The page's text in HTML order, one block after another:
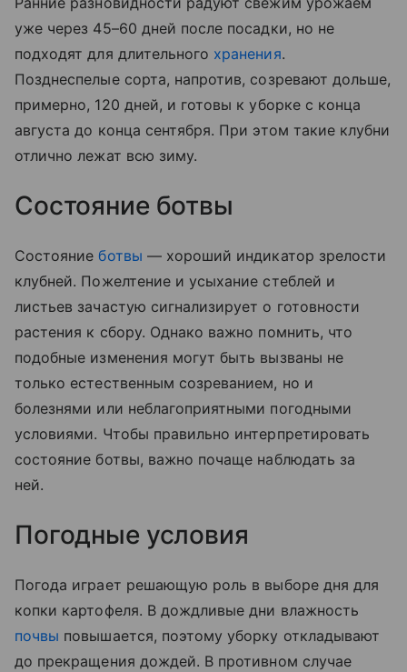
уже через 45–60 дней после посадки, но не
подходят для длительного хранения.
Позднеспелые сорта, напротив, созревают дольше,
примерно, 120 дней, и готовы к уборке с конца
августа до конца сентября. При этом такие клубни
отлично лежат всю зиму.
Состояние ботвы
Состояниеботвы — хороший индикатор зрелости
клубней. Пожелтение и усыхание стеблей и
листьев зачастую сигнализирует о готовности
растения к сбору. Однако важно помнить, что
подобные изменения могут быть вызваны не
только естественным созреванием, но и
болезнями или неблагоприятными погодными
условиями. Чтобы правильно интерпретировать
состояние ботвы, важно почаще наблюдать за
ней.
Погодные условия
Погода играет решающую роль в выборе дня для
копки картофеля. В дождливые дни влажность
почвы повышается, поэтому уборку откладывают
до прекращения дождей. В противном случае